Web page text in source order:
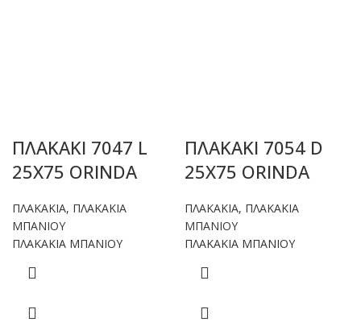
ΠΛΑΚΑΚΙ 7047 L
25X75 ORINDA
ΠΛΑΚΑΚΙΑ, ΠΛΑΚΑΚΙΑ
ΜΠΑΝΙΟΥ
ΠΛΑΚΑΚΙΑ ΜΠΑΝΙΟΥ
ΠΛΑΚΑΚΙ 7054 D
25X75 ORINDA
ΠΛΑΚΑΚΙΑ, ΠΛΑΚΑΚΙΑ
ΜΠΑΝΙΟΥ
ΠΛΑΚΑΚΙΑ ΜΠΑΝΙΟΥ